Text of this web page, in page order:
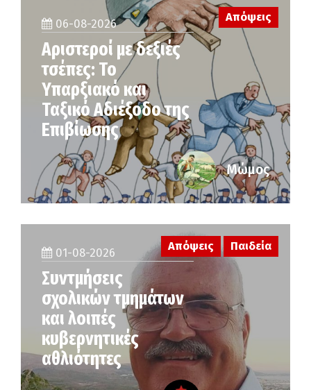
06-08-2026
Αριστεροί με δεξιές
τσέπες: Το
Υπαρξιακό και
Ταξικό Αδιέξοδο της
Επιβίωσης
Απόψεις
Μώμος
01-08-2026
Συντμήσεις
σχολικών τμημάτων
και λοιπές
κυβερνητικές
αθλιότητες
Απόψεις Παιδεία